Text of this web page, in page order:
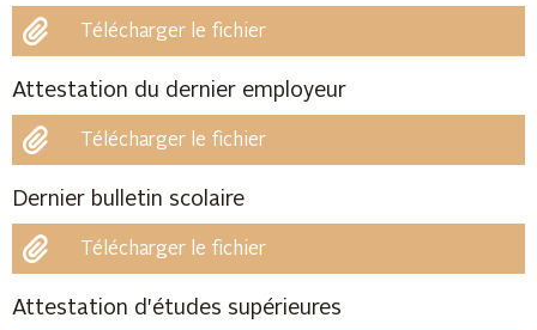
Télécharger le fichier
Attestation du dernier employeur
Télécharger le fichier
Dernier bulletin scolaire
Télécharger le fichier
Attestation d'études supérieures